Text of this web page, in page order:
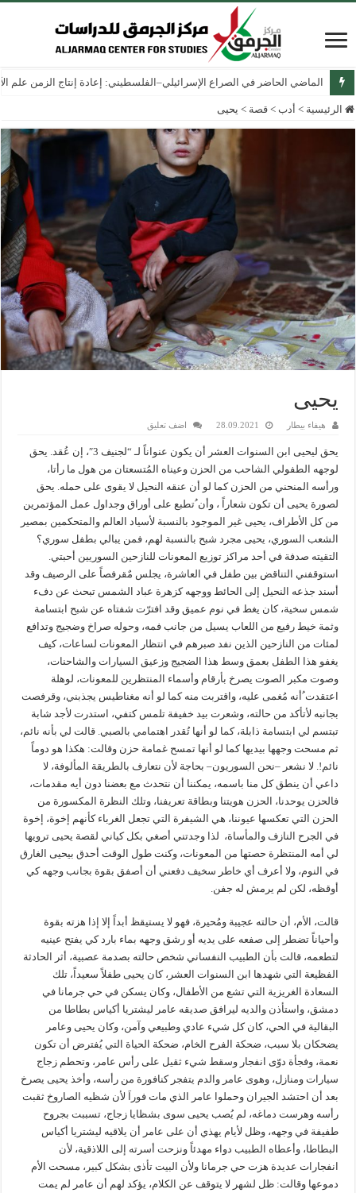
الماضي الحاضر في الصراع الإسرائيلي–الفلسطيني: إعادة إنتاج الزمن علم
الرئيسية > أدب > قصة > يحيى
يحيى
هيفاء بيطار 28.09.2021 اضف تعليق
يحق ليحيى ابن السنوات العشر أن يكون عنواناً لـ “لجنيف 3″، إن عُقد. يحق
لوجهه الطفولي الشاحب من الحزن وعيناه المُتسعتان من هول ما رأتا،
ورأسه المنحني من الحزن كما لو أن عنقه النحيل لا يقوى على حمله. يحق
لصورة يحيى أن تكون شعاراً ، وأن ُتطبع على أوراق وجداول عمل المؤتمرين
من كل الأطراف، يحيى غير الموجود بالنسبة لأسياد العالم والمتحكمين بمصير
الشعب السوري، يحيى مجرد شبح بالنسبة لهم، فمن يبالي بطفل سوري؟
التقيته صدفة في أحد مراكز توزيع المعونات للنازحين السوريين أحبتي.
استوقفني التناقض بين طفل في العاشرة، يجلس مٌقرفصاً على الرصيف وقد
أسند جذعه النحيل إلى الحائط ووجهه كزهرة عباد الشمس تبحث عن دفء
شمس سخية، كان يغط في نوم عميق وقد افترّت شفتاه عن شبح ابتسامة
وثمة خيط رفيع من اللعاب يسيل من جانب فمه، وحوله صراخ وضجيج وتدافع
لمئات من النازحين الذين نفد صبرهم في انتظار المعونات لساعات، كيف
يغفو هذا الطفل بعمق وسط هذا الضجيج وزعيق السيارات والشاحنات،
وصوت مكبر الصوت يصرخ بأرقام وأسماء المنتظرين للمعونات، لوهلة
اعتقدت ُأنه مُغمى عليه، واقتربت منه كما لو أنه مغناطيس يجذبني، وقرفصت
بجانبه لأتأكد من حالته، وشعرت بيد خفيفة تلمس كتفي، استدرت لأجد شابة
تبتسم لي ابتسامة ذابلة، كما لو أنها تُقدر اهتمامي بالصبي. قالت لي بأنه نائم،
ثم مسحت وجهها بيديها كما لو أنها تمسح غمامة حزن وقالت: هكذا هو دوماً
نائم!. لا نشعر –نحن السوريون– بحاجة لأن نتعارف بالطريقة المألوفة، لا
داعي أن ينطق كل منا باسمه، يمكننا أن نتحدث مع بعضنا دون أيه مقدمات،
فالحزن يوحدنا، الحزن هويتنا وبطاقة تعريفنا، وتلك النظرة المكسورة من
الحزن التي تعكسها عيوننا، هي الشيفرة التي تجعل الغرباء كأنهم إخوة، إخوة
في الجرح النازف والمأساة، لذا وجدتني أصغي بكل كياني لقصة يحيى ترويها
لي أمه المنتظرة حصتها من المعونات، وكنت طول الوقت أحدق بيحيى الغارق
في النوم، ولا أعرف أي خاطر سخيف دفعني أن أصفق بقوة بجانب وجهه كي
أوقظه، لكن لم يرمش له جفن.
قالت، الأم، أن حالته عجيبة ومُحيرة، فهو لا يستيقظ أبداً إلا إذا هزته بقوة
وأحياناً تضطر إلى صفعه على يديه أو رشق وجهه بماء بارد كي يفتح عينيه
لتطعمه، قالت بأن الطبيب النفساني شخص حالته بصدمة عصبية، أثر الحادثة
الفظيعة التي شهدها ابن السنوات العشر، كان يحيى طفلاً سعيداً، تلك
السعادة الغريزية التي تشع من الأطفال، وكان يسكن في حي جرمانا في
دمشق، واستأذن والديه ليرافق صديقه عامر ليشتريا أكياس بطاطا من
البقالية في الحي، كان كل شيء عادي وطبيعي وآمن، وكان يحيى وعامر
يضحكان بلا سبب، ضحكة الفرح الخام، ضحكة الحياة التي يُفترض أن تكون
نعمة، وفجأة دوّى انفجار وسقط شيء ثقيل على رأس عامر، وتحطم زجاج
سيارات ومنازل، وهوى عامر والدم يتفجر كنافورة من رأسه، وأخذ يحيى يصرخ
بعد أن احتشد الجيران وحملوا عامر الذي مات فوراَ لأن شظيه الصاروخ ثقبت
رأسه وهرست دماغه، لم يُصب يحيى سوى بشظايا زجاج، تسببت بجروح
طفيفة في وجهه، وظل لأيام يهذي أن على عامر أن يلاقيه ليشتريا أكياس
البطاطا، وأعطاه الطبيب دواء مهدئاً ونزحت أسرته إلى اللاذقية، لأن
انفجارات عديدة هزت حي جرمانا ولأن البيت تأذى بشكل كبير، مسحت الأم
دموعها وقالت: ظل لشهر لا يتوقف عن الكلام، يؤكد لهم أن عامر لم يمت